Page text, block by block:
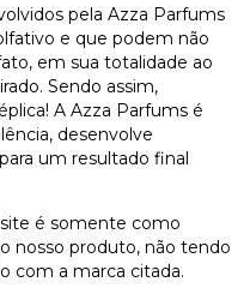
pela Azza Parfums
e que podem não
em sua totalidade ao
Sendo assim,
A Azza Parfums é
desenvolve
um resultado final
é somente como
nosso produto, não tendo
com a marca citada.